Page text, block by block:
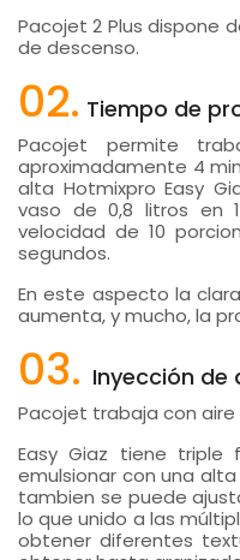
Pacojet 2 Plus dispone
de descenso.
02. Tiempo de
Pacojet permite
aproximadamente 4
alta Hotmixpro Easy
vaso de 0,8 litros en
velocidad de 10
segundos.
En este aspecto la
aumenta, y mucho, la
03. Inyección de
Pacojet trabaja con aire
Easy Giaz tiene triple
emulsionar con una
tambien se puede
lo que unido a las
obtener diferentes